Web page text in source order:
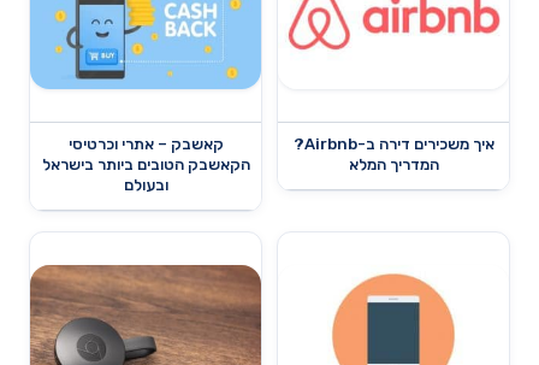
איך משכירים דירה ב-Airbnb?
המדריך המלא
קאשבק – אתרי וכרטיסי
הקאשבק הטובים ביותר בישראל
ובעולם